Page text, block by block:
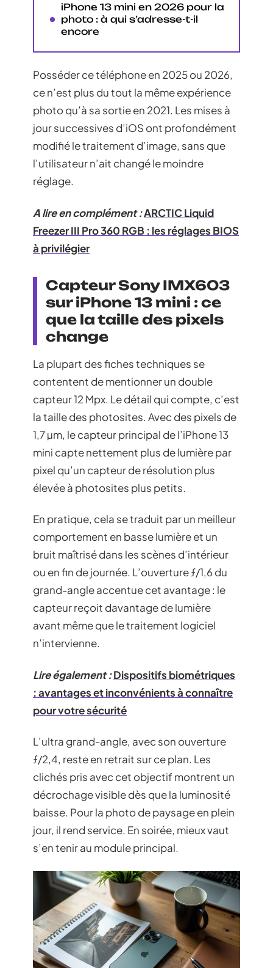
iPhone 13 mini en 2026 pour la
photo : à qui s’adresse-t-il
encore
Posséder ce téléphone en 2025 ou 2026,
ce n’est plus du tout la même expérience
photo qu’à sa sortie en 2021. Les mises à
jour successives d’iOS ont profondément
modifié le traitement d’image, sans que
l’utilisateur n’ait changé le moindre
réglage.
A lire en complément :ARCTIC Liquid
Freezer III Pro 360 RGB : les réglages BIOS
à privilégier
Capteur Sony IMX603
sur iPhone 13 mini : ce
que la taille des pixels
change
La plupart des fiches techniques se
contentent de mentionner un double
capteur 12 Mpx. Le détail qui compte, c’est
la taille des photosites. Avec des pixels de
1,7 µm, le capteur principal de l’iPhone 13
mini capte nettement plus de lumière par
pixel qu’un capteur de résolution plus
élevée à photosites plus petits.
En pratique, cela se traduit par un meilleur
comportement en basse lumière et un
bruit maîtrisé dans les scènes d’intérieur
ou en fin de journée. L’ouverture ƒ/1,6 du
grand-angle accentue cet avantage : le
capteur reçoit davantage de lumière
avant même que le traitement logiciel
n’intervienne.
Lire également :Dispositifs biométriques
: avantages et inconvénients à connaître
pour votre sécurité
L’ultra grand-angle, avec son ouverture
ƒ/2,4, reste en retrait sur ce plan. Les
clichés pris avec cet objectif montrent un
décrochage visible dès que la luminosité
baisse. Pour la photo de paysage en plein
jour, il rend service. En soirée, mieux vaut
s’en tenir au module principal.